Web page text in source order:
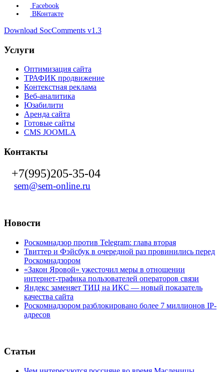
Facebook
ВКонтакте
Download SocComments v1.3
Услуги
Оптимизация сайта
ТРАФИК продвижение
Контекстная реклама
Веб-аналитика
Юзабилити
Аренда сайта
Готовые сайты
CMS JOOMLA
Контакты
+7(995)205-35-04
sem@sem-online.ru
Новости
Роскомнадзор против Telegram: глава вторая
Твиттер и Фэйсбук в очередной раз провинились перед
Роскомнадзором
«Закон Яровой» ужесточил меры в отношении
интернет-трафика пользователей операторов связи
Яндекс заменяет ТИЦ на ИКС — новый показатель
качества сайта
Роскомнадзором разблокировано более 7 миллионов IP-
адресов
Статьи